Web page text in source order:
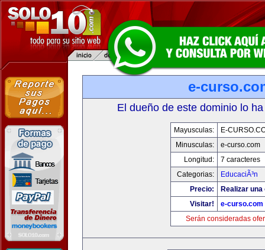
e-
El dueño de este dominio lo
Mayusculas:
E-
Minusculas:
e-curso.com
Longitud:
7 caracteres
Categorias:
EducaciÃ³n
Precio:
Realizar
Visitar!
e-curso.com
Serán consideradas